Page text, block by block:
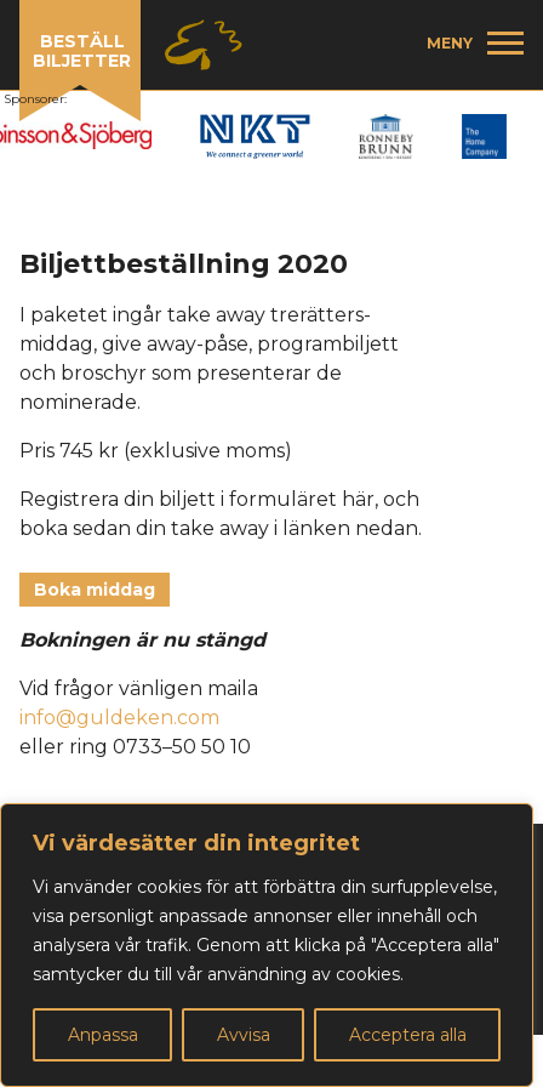
Vi värdesätter din integritet
Vi använder cookies för att förbättra din surfupplevelse,
visa personligt anpassade annonser eller innehåll och
analysera vår trafik. Genom att klicka på "Acceptera alla"
samtycker du till vår användning av cookies.
Anpassa Avvisa Acceptera alla
BESTÄLL
BILJETTER
MENY
Sponsorer:
Biljettbeställning 2020
I paketet ingår take away trerätters-
middag, give away-påse, programbiljett
och broschyr som presenterar de
nominerade.
Pris 745 kr (exklusive moms)
Registrera din biljett i formuläret här, och
boka sedan din take away i länken nedan.
Boka middag
Bokningen är nu stängd
Vid frågor vänligen maila
info@guldeken.com
eller ring 0733–50 50 10
Biljettbokning och frågor:
Kontaktperson:
Jan Lennartsson, 0733-50 50 05 –jan@guldeken.com
Läs vår integritetspolicy »
Webbproduktion: Lennandia Advertising AB